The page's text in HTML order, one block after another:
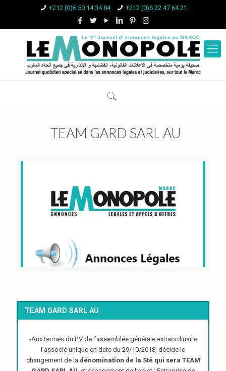
+212 (0)6 50 14 34 84 +212 (0)5 22 47 64 21
TEAM GARD SARL AU
TEAM GARD SARL AU
-Aux termes du P.V de l’assemblée générale extraordinaire
l’associé unique en date du 29/10/2018, décide le
changement de la dénomination de la Sté qui sera TEAM